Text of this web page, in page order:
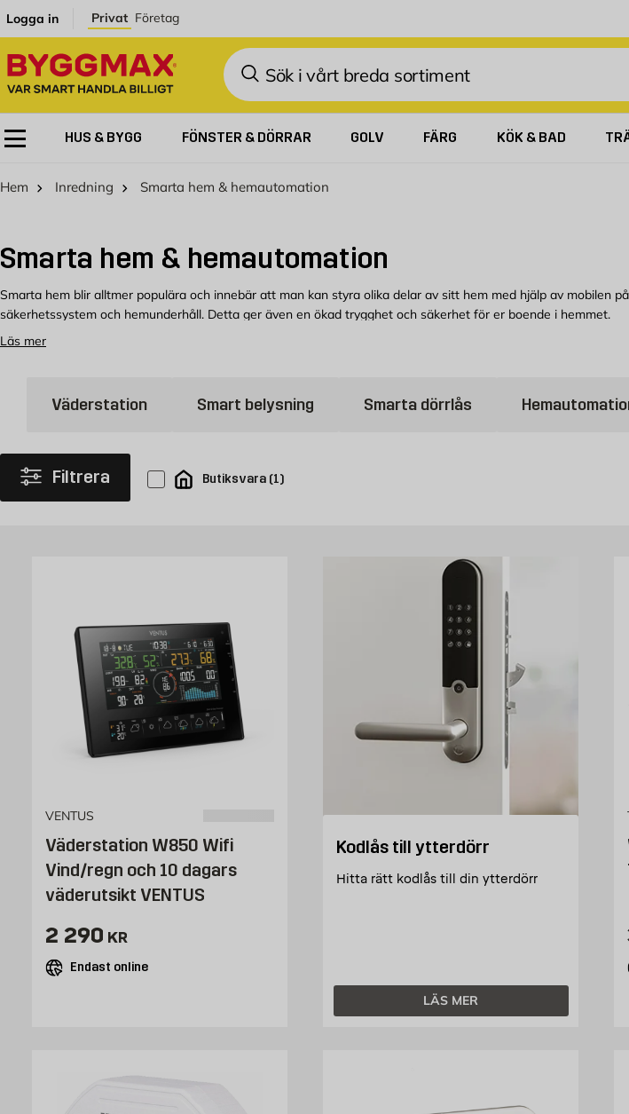
Logga in Privat Företag
Sök
HUS & BYGG FÖNSTER & DÖRRAR GOLV FÄRG KÖK & BAD
Hem Inredning Smarta hem & hemautomation
Smarta hem & hemautomation
Smarta hem blir alltmer populära och innebär att man kan styra olika delar av sitt hem med hjälp av
säkerhetssystem och hemunderhåll. Detta ger även en ökad trygghet och säkerhet för er boende i hemmet.
onödig energiförbrukning och sparar pengar på elräkningen.
Köp smarta hem produkter hos Byggmax
Välkommen att kolla in vårt sortiment av smarta hem produkter som du kan köpa bekvämt från Byggmax.
erbjuda för att göra ditt hem smart.
Läs mer
Väderstation Smart belysning Smarta dörrlås
Filtrera Butiksvara (1)
VENTUS
Väderstation W850 Wifi
Vind/regn och 10 dagars
väderutsikt VENTUS
Pris 2290 kr
2 290 KR
Endast online
Kodlås till ytterdörr
Hitta rätt kodlås till din ytterdörr
LÄS MER